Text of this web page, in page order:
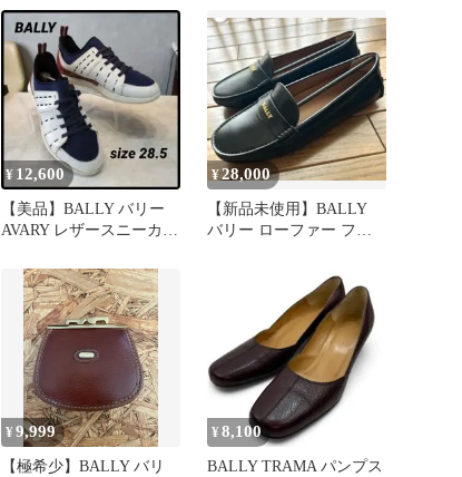
紫
¥ 12,600
【美品】BALLY バリー
AVARY レザースニーカー
¥28,000
【新品未使用】BALLY
バリー ローファー フラ
¥9,999
【極希少】BALLY バリ
¥ 8,100
BALLY TRAMA パンプス